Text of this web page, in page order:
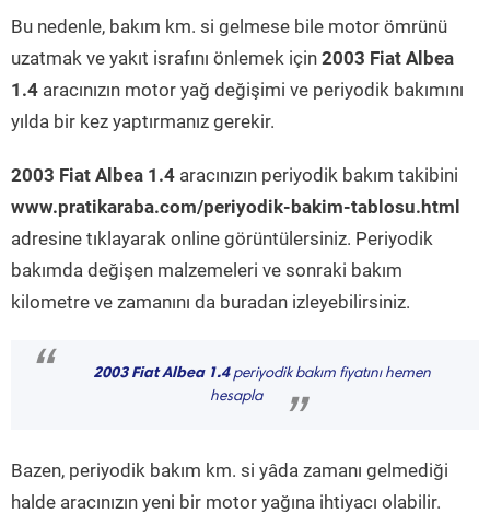
Bu nedenle, bakım km. si gelmese bile motor ömrünü
uzatmak ve yakıt israfını önlemek için 2003 Fiat Albea
1.4 aracınızın motor yağ değişimi ve periyodik bakımını
yılda bir kez yaptırmanız gerekir.
2003 Fiat Albea 1.4 aracınızın periyodik bakım takibini
www.pratikaraba.com/periyodik-bakim-tablosu.html
adresine tıklayarak online görüntülersiniz. Periyodik
bakımda değişen malzemeleri ve sonraki bakım
kilometre ve zamanını da buradan izleyebilirsiniz.
“ 2003 Fiat Albea 1.4periyodik bakım fiyatını hemen
hesapla
”
Bazen, periyodik bakım km. si yâda zamanı gelmediği
halde aracınızın yeni bir motor yağına ihtiyacı olabilir.